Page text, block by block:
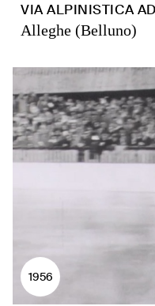
VIA ALPINISTICA
Alleghe (Belluno)
1956